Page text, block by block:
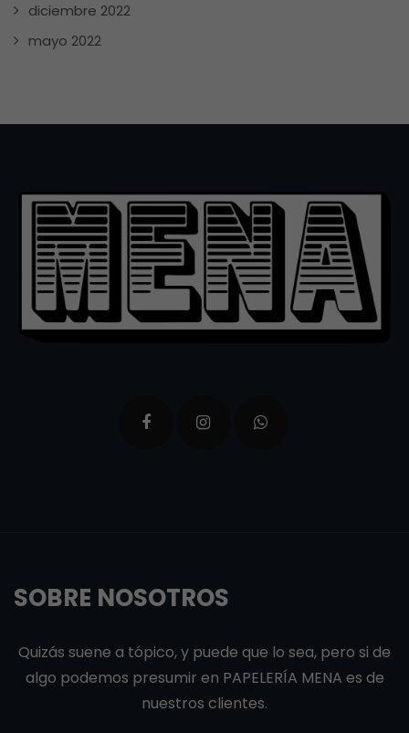
diciembre 2022
mayo 2022
SOBRE NOSOTROS
Quizás suene a tópico, y puede que lo sea, pero si de
algo podemos presumir en PAPELERÍA MENA es de
nuestros clientes.